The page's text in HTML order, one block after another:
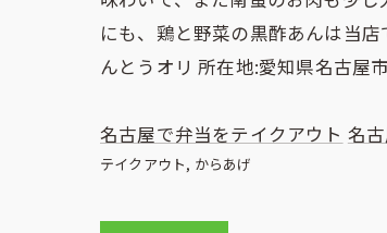
にも、鶏と野菜の黒酢あんは当
んとうオリ 所在地:愛知県名古屋
名古屋で弁当をテイクアウト 名
テイクアウト からあげ